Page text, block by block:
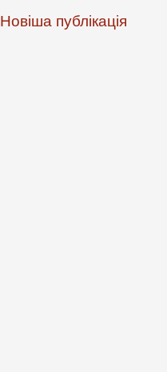
Новіша публікація